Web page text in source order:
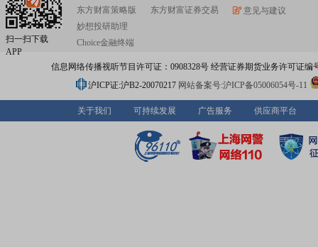
扫一扫下载
APP
东方财富策略版
妙想投研助理
Choice金融终端
东方财富证券交易
意见与建议
信息网络传播视听节目许可证：0908328号 经营证券期货业务许可证编
沪ICP证:沪B2-20070217 网站备案号:沪ICP备05006054号-11
关于我们 可持续发展 广告服务 供应商平台